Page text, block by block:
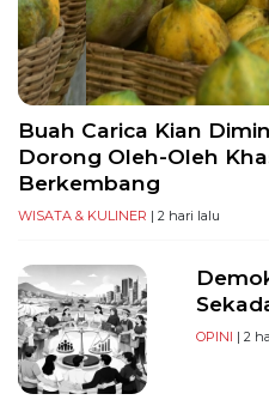
Buah Carica Kian
Dorong Oleh-Oleh
Berkembang
WISATA & KULINER | 2 hari lalu
OPINI | 2